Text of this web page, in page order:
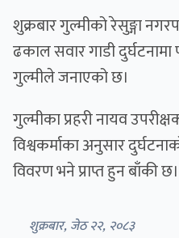
शुक्रबार गुल्मीको रेसुङ्गा
ढकाल सवार गाडी दुर्घटनामा
गुल्मीले जनाएको छ।
गुल्मीका प्रहरी नायव
विश्वकर्माका अनुसार
विवरण भने प्राप्त हुन बाँकी छ।
शुक्रबार, जेठ २२, २०८३